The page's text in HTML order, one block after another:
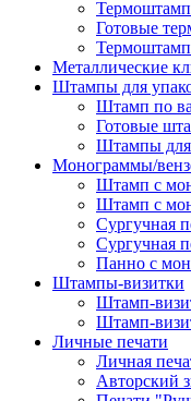
Готовые
Металлические
Штампы для
Штамп по
Готовые
Штампы для
Монограммы/
Штамп с
Штамп с
Сургучная
Сургучная
Панно с
Штампы-визитки
Штамп-
Штамп-
Личные печати
Личная
Авторский